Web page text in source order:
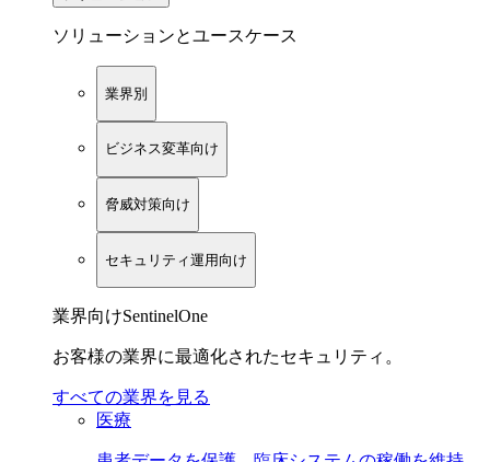
ソリューションとユースケース
業界別
ビジネス変革向け
脅威対策向け
セキュリティ運用向け
業界向けSentinelOne
お客様の業界に最適化されたセキュリティ。
すべての業界を見る
医療